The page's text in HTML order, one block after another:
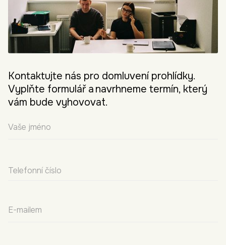
Kontaktujte nás pro domluvení prohlídky.
Vyplňte formulář a navrhneme termín, který
vám bude vyhovovat.